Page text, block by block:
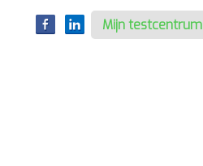
Mijn testcentrum